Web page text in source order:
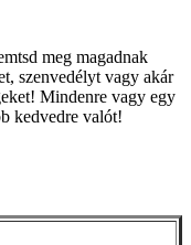
meg magadnak
szenvedélyt vagy akár
Mindenre vagy egy
kedvedre valót!